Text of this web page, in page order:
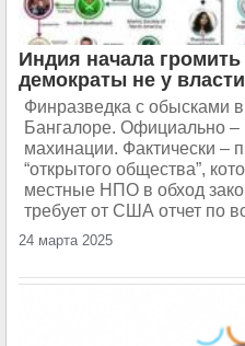
Индия начала
демократы не у
Финразведка с обысками
Бангалоре. Официально
махинации. Фактически –
“открытого общества”,
местные НПО в обход
требует от США отчет по
24 марта 2025